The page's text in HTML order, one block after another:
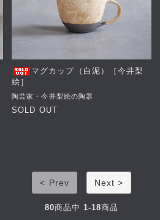
マグカップ（白泥）［今井梨
絵］
陶芸家・今井梨絵の陶器
SOLD OUT
< Prev Next >
80商品中 1-18商品